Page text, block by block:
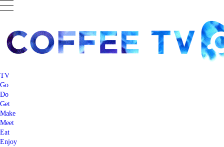
TV
Go
Do
Get
Make
Meet
Eat
Enjoy